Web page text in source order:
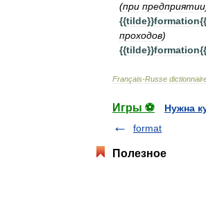
(при предприятии
{{tilde}}formation
проходов)
{{tilde}}formation
Français-Russe
Игры ⚽
Нужна
format
Полезное